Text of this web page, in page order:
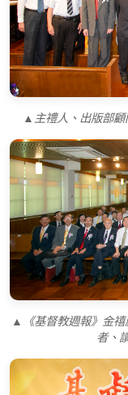
▲主禮人、出版部顧
▲《基督教週報》金禧
者、